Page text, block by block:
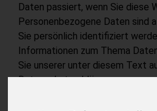
Daten passiert, wenn Sie diese
Personenbezogene Daten sind
Sie persönlich identifiziert
Informationen zum Thema
Sie unserer unter diesem Text
Datenschutzerklärung.